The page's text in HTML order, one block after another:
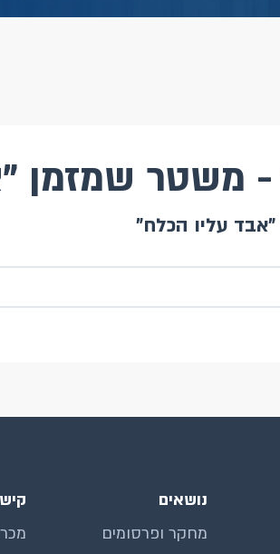
- משטר שמזמן
עליו הכלח"
נושאים
מחקר ופרסומים